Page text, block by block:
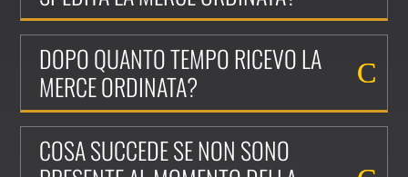
DOPO QUANTO TEMPO RICEVO LA
MERCE ORDINATA?
COSA SUCCEDE SE NON SONO